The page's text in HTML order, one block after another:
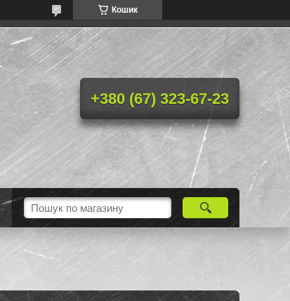
Кошик
+380 (67) 323-67-23